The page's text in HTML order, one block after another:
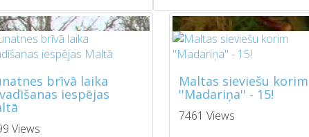
brīvā laika
iespējas
Views
Maltas sieviešu korim
''Madariņa'' - 15!
7461 Views